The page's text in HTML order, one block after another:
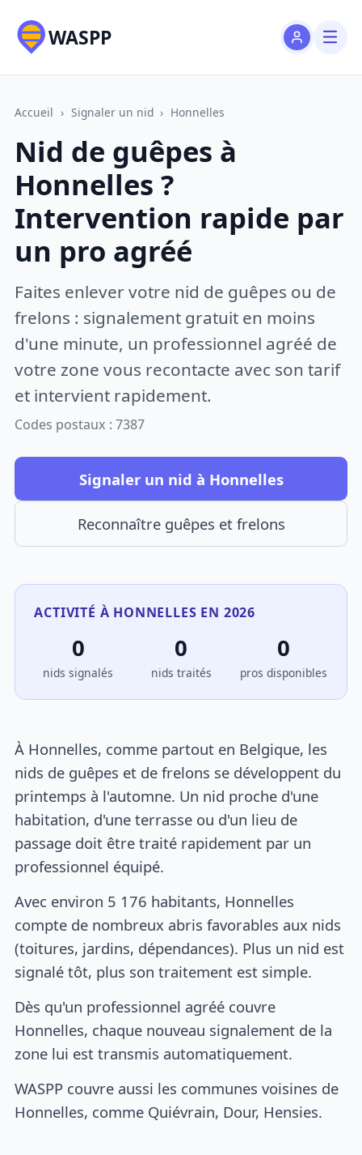
WASPP
Accueil › Signaler un nid › Honnelles
Nid de guêpes à
Honnelles ?
Intervention rapide par
un pro agréé
Faites enlever votre nid de guêpes ou de
frelons : signalement gratuit en moins
d'une minute, un professionnel agréé de
votre zone vous recontacte avec son tarif
et intervient rapidement.
Codes postaux : 7387
Signaler un nid à Honnelles
Reconnaître guêpes et frelons
ACTIVITÉ À HONNELLES EN 2026
0
nids signalés
0
nids traités
0
pros disponibles
À Honnelles, comme partout en Belgique, les
nids de guêpes et de frelons se développent du
printemps à l'automne. Un nid proche d'une
habitation, d'une terrasse ou d'un lieu de
passage doit être traité rapidement par un
professionnel équipé.
Avec environ 5 176 habitants, Honnelles
compte de nombreux abris favorables aux nids
(toitures, jardins, dépendances). Plus un nid est
signalé tôt, plus son traitement est simple.
Dès qu'un professionnel agréé couvre
Honnelles, chaque nouveau signalement de la
zone lui est transmis automatiquement.
WASPP couvre aussi les communes voisines de
Honnelles, comme Quiévrain, Dour, Hensies.